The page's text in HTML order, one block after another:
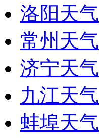
洛阳天气
常州天气
济宁天气
九江天气
蚌埠天气